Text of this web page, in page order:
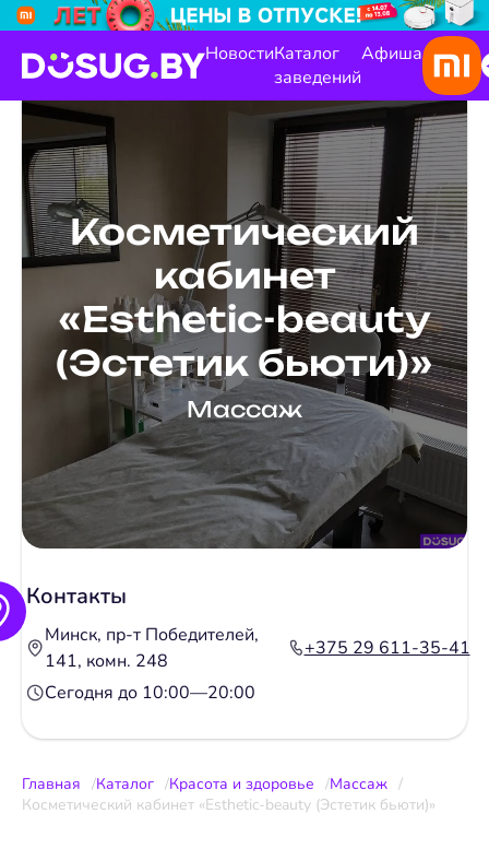
НовостиКаталог
заведений
Афиша
Косметический
кабинет
«Esthetic-beauty
(Эстетик бьюти)»
Массаж
Контакты
Минск, пр-т Победителей,
141, комн. 248
+375 29 611-35-41
Сегодня до 10:00—20:00
Главная Каталог Красота и здоровье
Массаж
Косметический кабинет «Esthetic-beauty (Эстетик бьюти)»